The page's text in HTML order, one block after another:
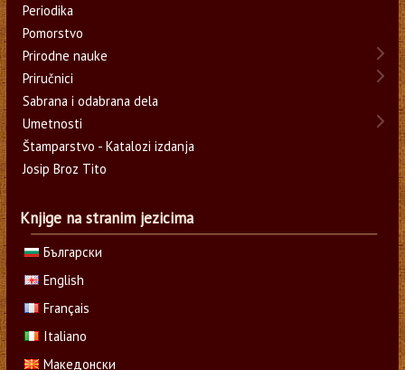
Periodika
Pomorstvo
Prirodne nauke
Priručnici
Sabrana i odabrana dela
Umetnosti
Štamparstvo - Katalozi izdanja
Josip Broz Tito
Knjige na stranim jezicima
Български
English
Français
Italiano
Македонски